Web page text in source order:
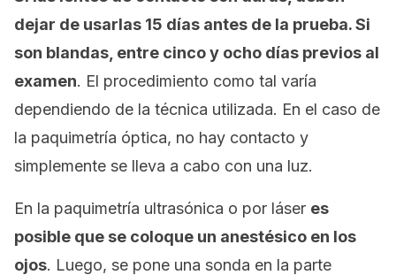
dejar de usarlas 15 días antes de la prueba. Si
son blandas, entre cinco y ocho días previos al
examen. El procedimiento como tal varía
dependiendo de la técnica utilizada. En el caso de
la paquimetría óptica, no hay contacto y
simplemente se lleva a cabo con una luz.
En la paquimetría ultrasónica o por láser es
posible que se coloque un anestésico en los
ojos. Luego, se pone una sonda en la parte